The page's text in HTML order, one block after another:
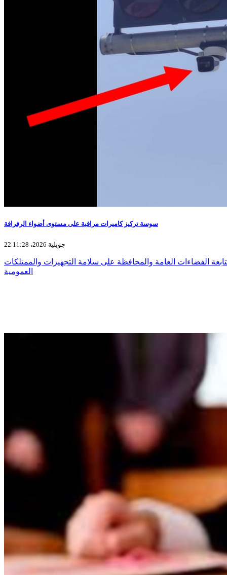
سوسة تركيز كاميرات مراقبة على مستوى أضواء الرفرافة
22 جويلية 2026، 11:28
الفضاءات العامة والمحافظة على سلامة التجهيزات والممتلكات
العمومية